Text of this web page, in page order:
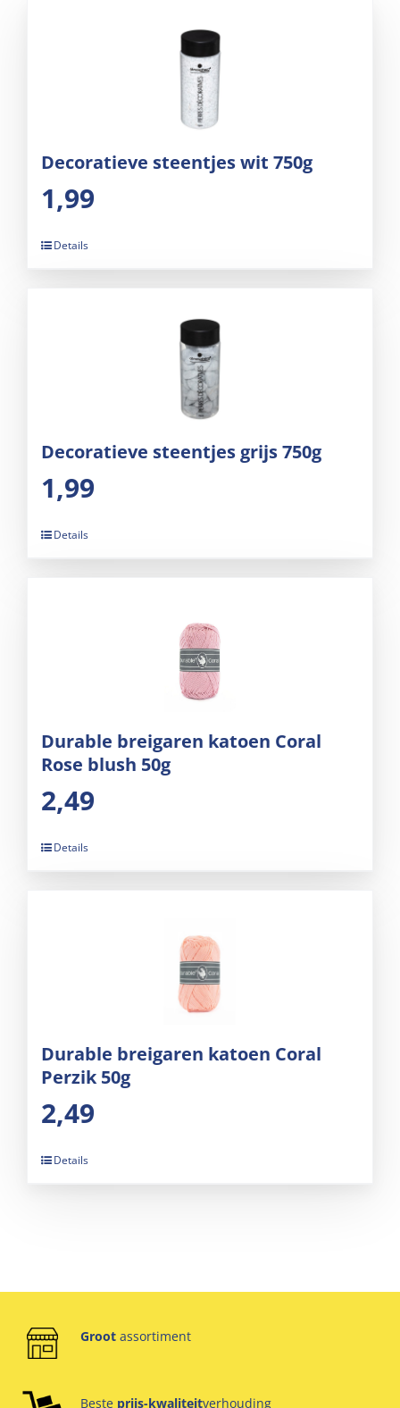
Decoratieve steentjes wit 750g
1,99
Details
Decoratieve steentjes grijs 750g
1,99
Details
Durable breigaren katoen Coral
Rose blush 50g
2,49
Details
Durable breigaren katoen Coral
Perzik 50g
2,49
Details
Groot assortiment
Beste prijs-kwaliteitverhouding